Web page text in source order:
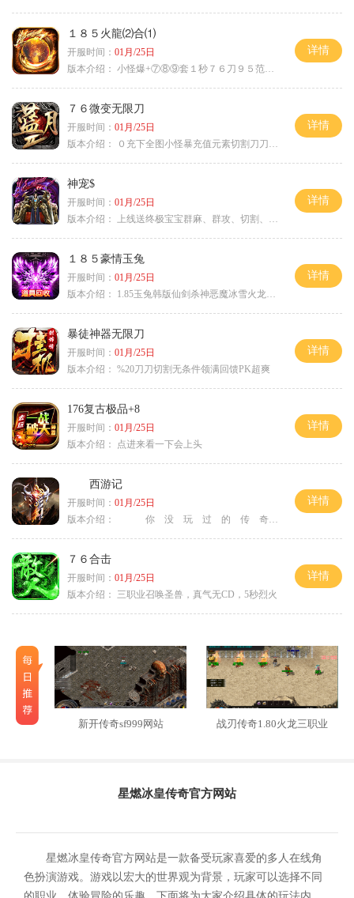
１８５火龍⑵合⑴
开服时间： 01月/25日
版本介绍： 小怪爆+⑦⑧⑨套１秒７６刀９５范围捡
详情
７６微变无限刀
开服时间： 01月/25日
版本介绍：
０充下全图小怪暴充值元素切割刀刀极品
详情
神宠$
开服时间： 01月/25日
版本介绍：
上线送终极宝宝群麻、群攻、切割、吸血
详情
１８５豪情玉兔
开服时间： 01月/25日
版本介绍：
1.85玉兔韩版仙剑杀神恶魔冰雪火龙神器专属
详情
暴徒神器无限刀
开服时间： 01月/25日
版本介绍： %20刀刀切割无条件领满回馈PK超爽
详情
176复古极品+8
开服时间： 01月/25日
版本介绍：
点进来看一下会上头
详情
西游记
开服时间： 01月/25日
版本介绍：
你 没 玩 过 的 传 奇
详情
７６合击
开服时间： 01月/25日
版本介绍：
三职业召唤圣兽，真气无CD，5秒烈火
详情
新开传奇sf999网站 战刃传奇1.80火龙三职业
星燃冰皇传奇官方网站
星燃冰皇传奇官方网站是一款备受玩家喜爱的多人在线角
色扮演游戏。游戏以宏大的世界观为背景，玩家可以选择不同